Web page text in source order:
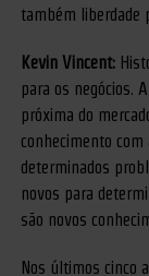
também liberdade
Kevin Vincent:
para os negócios.
próxima do
conhecimento
determinados
novos para
são novos
Nos últimos cinco